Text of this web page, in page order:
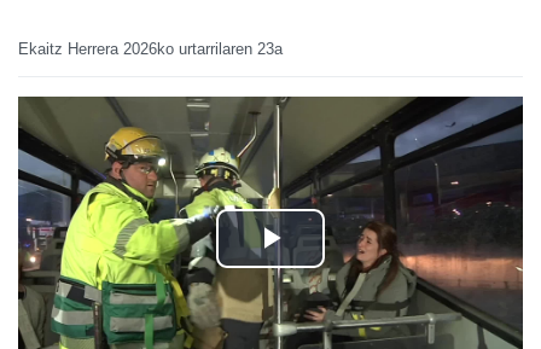
Ekaitz Herrera 2026ko urtarrilaren 23a